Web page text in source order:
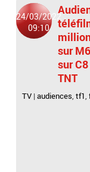
24/03/2022
09:10
sur
sur
TNT
TV |audiences,tf1,